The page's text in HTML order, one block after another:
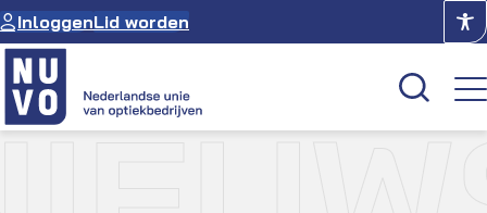
Ga
naar
de
inhoud
InloggenLid worden